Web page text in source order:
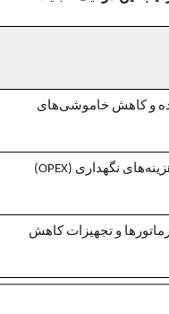
و کاهش خاموشی‌های
نگهداری ((OPEX
و تجهیزات کاهش